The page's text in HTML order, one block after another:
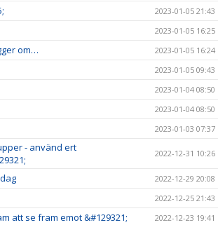
2023-01-05 21:43
2023-01-05 16:25
om… 2023-01-05 16:24
2023-01-05 09:43
2023-01-04 08:50
2023-01-04 08:50
2023-01-03 07:37
- använd ert
2022-12-31 10:26
2022-12-29 20:08
2022-12-25 21:43
att se fram emot &#129321; 2022-12-23 19:41